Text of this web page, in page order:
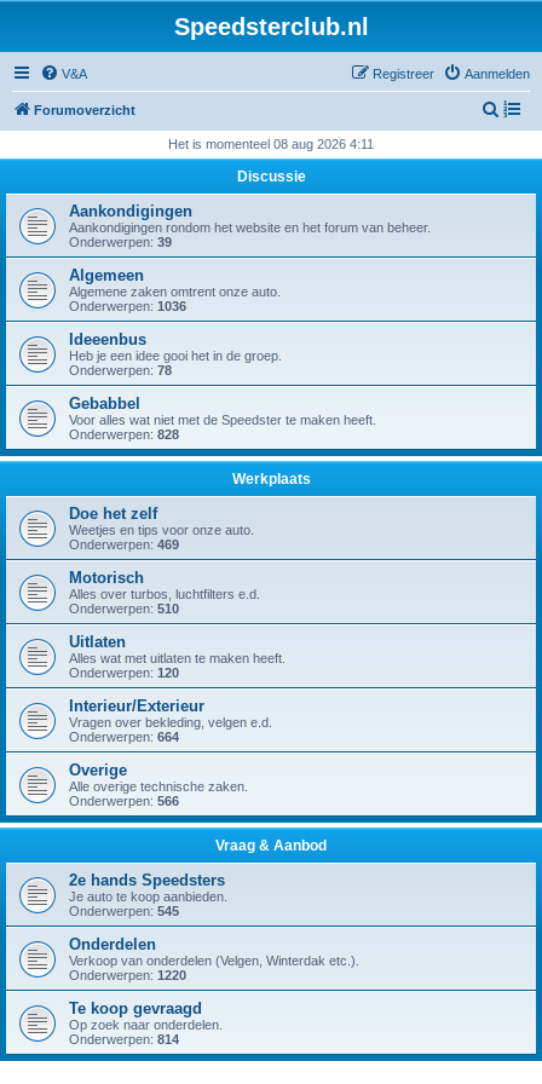
Speedsterclub.nl
V&A Aanmelden
Registreer
Forumoverzicht
Z
k
Het is momenteel 08 aug 2026 4:11
Discussie
Aankondigingen
Aankondigingen rondom het website en het forum van beheer.
Onderwerpen: 39
Algemeen
Algemene zaken omtrent onze auto.
Onderwerpen: 1036
Ideeenbus
Heb je een idee gooi het in de groep.
Onderwerpen: 78
Gebabbel
Voor alles wat niet met de Speedster te maken heeft.
Onderwerpen: 828
Werkplaats
Doe het zelf
Weetjes en tips voor onze auto.
Onderwerpen: 469
Motorisch
Alles over turbos, luchtfilters e.d.
Onderwerpen: 510
Uitlaten
Alles wat met uitlaten te maken heeft.
Onderwerpen: 120
Interieur/Exterieur
Vragen over bekleding, velgen e.d.
Onderwerpen: 664
Overige
Alle overige technische zaken.
Onderwerpen: 566
Vraag & Aanbod
2e hands Speedsters
Je auto te koop aanbieden.
Onderwerpen: 545
Onderdelen
Verkoop van onderdelen (Velgen, Winterdak etc.).
Onderwerpen: 1220
Te koop gevraagd
Op zoek naar onderdelen.
Onderwerpen: 814